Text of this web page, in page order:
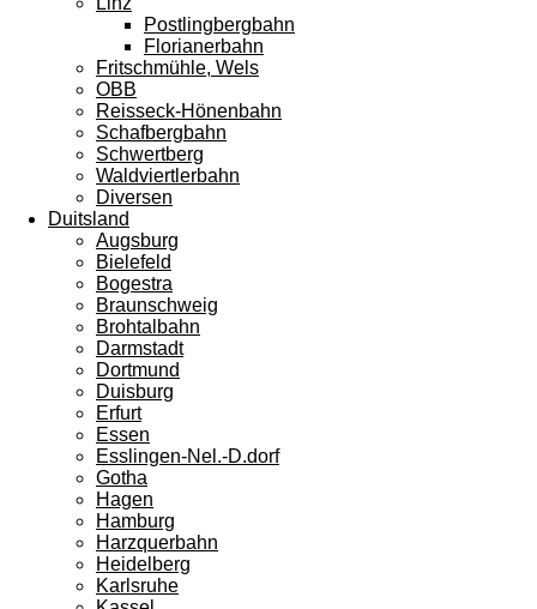
Postlingbergbahn
Florianerbahn
Fritschmühle, Wels
OBB
Reisseck-Hönenbahn
Schafbergbahn
Schwertberg
Waldviertlerbahn
Diversen
Duitsland
Augsburg
Bielefeld
Bogestra
Braunschweig
Brohtalbahn
Darmstadt
Dortmund
Duisburg
Erfurt
Essen
Esslingen-Nel.-D.dorf
Gotha
Hagen
Hamburg
Harzquerbahn
Heidelberg
Karlsruhe